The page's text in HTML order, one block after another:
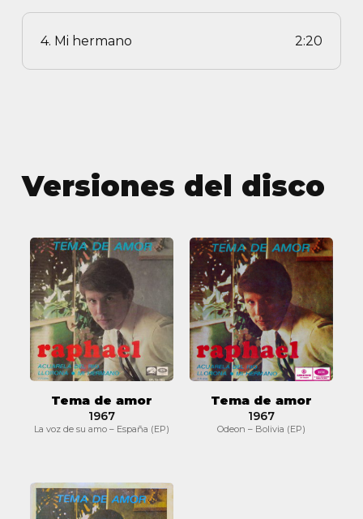
4. Mi hermano 2:20
Versiones del disco
Tema
amor
Tema de amor
1967
La voz de su amo – España (EP)
Tema
de
amor
Tema de amor
1967
Odeon – Bolivia (EP)
Tema
de